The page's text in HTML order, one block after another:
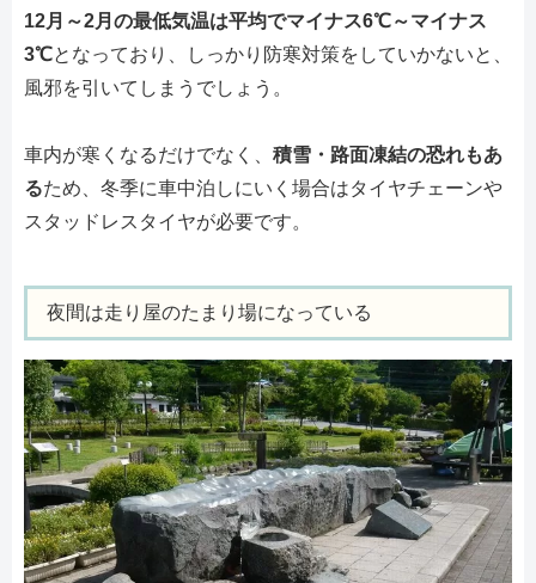
12月～2月の最低気温は平均でマイナス6℃～マイナス
3℃となっており、しっかり防寒対策をしていかないと、
風邪を引いてしまうでしょう。
車内が寒くなるだけでなく、 積雪・路面凍結の恐れもあ
るため、冬季に車中泊しにいく場合はタイヤチェーンや
スタッドレスタイヤが必要です。
夜間は走り屋のたまり場になっている